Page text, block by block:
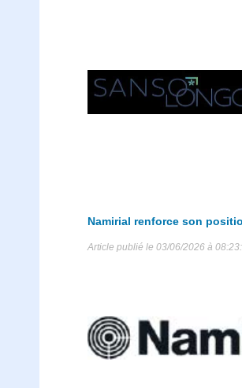
Namirial renforce son
Article publié le 03/06/2026 à